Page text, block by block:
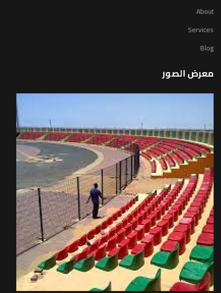
About
Services
Blog
معرض الصور